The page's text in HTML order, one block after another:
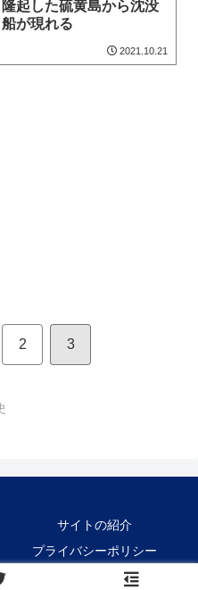
隆起した硫黄島から沈没
船が現れる
2021.10.21
2 3
サイトの紹介
プライバシーポリシー
All Rights Reserved.